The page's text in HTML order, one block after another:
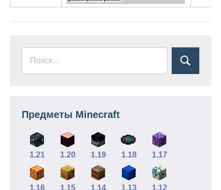
Предметы Minecraft
1.21 1.20 1.19 1.18 1.17
1.16 1.15 1.14 1.13 1.12